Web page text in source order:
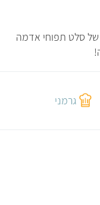
של סלט תפוחי אדמה
גרמני